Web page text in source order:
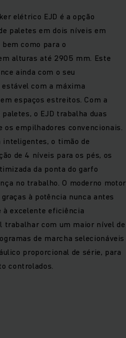
elétrico EJD é a opção
paletes em dois níveis em
como para o
alturas até 2905 mm. Este
ainda com o seu
com a máxima
espaços estreitos. Com a
o EJD trabalha duas
os empilhadores convencionais.
o timão de
de 4 níveis para os pés, os
da ponta do garfo
no trabalho. O moderno motor
à potência nunca antes
à excelente eficiência
trabalhar com um maior nível de
de marcha selecionáveis
proporcional de série, para
controlados.